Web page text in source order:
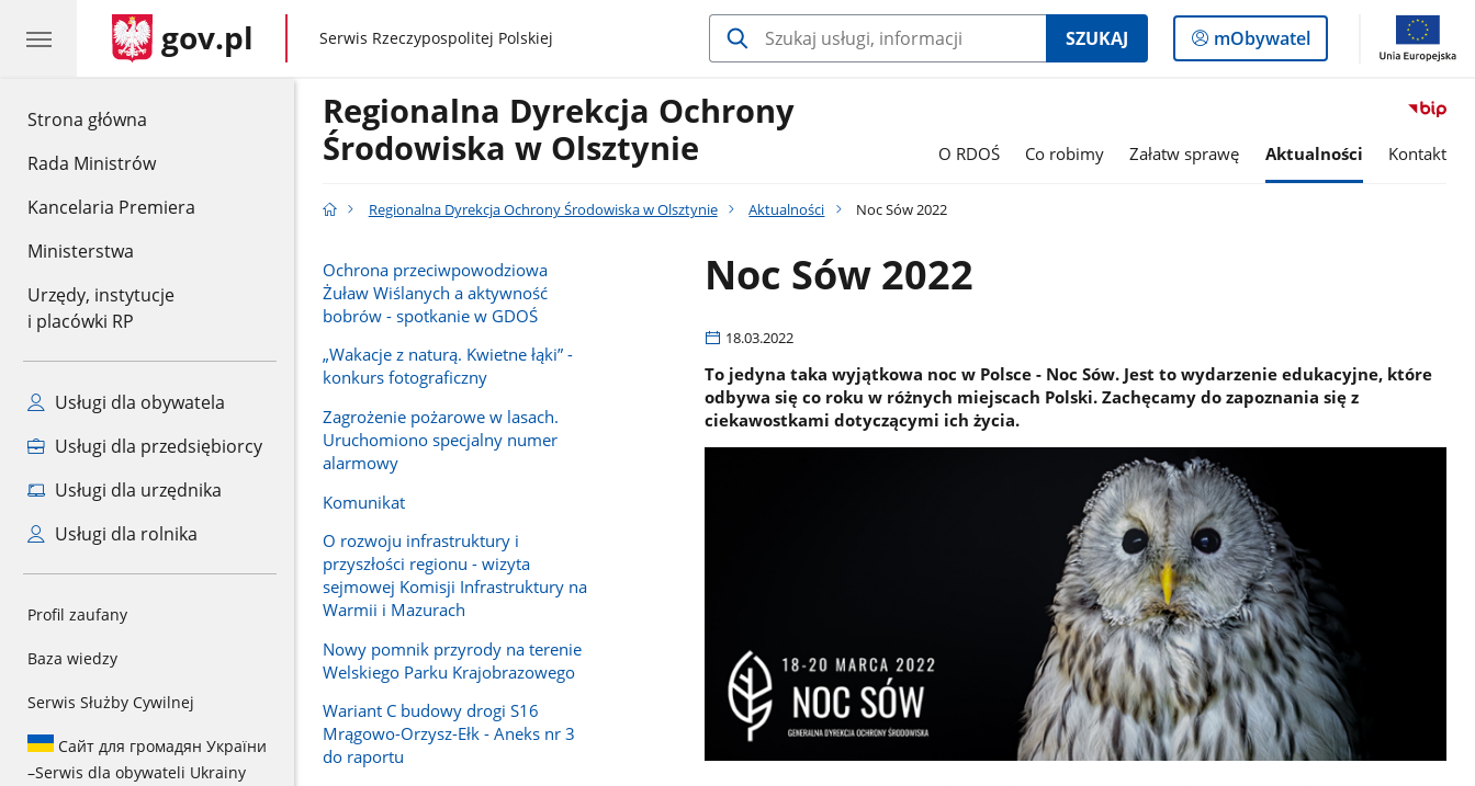
Strona główna
Rada Ministrów
Kancelaria Premiera
Ministerstwa
Urzędy, instytucje
i placówki RP
Usługi dla obywatela
Usługi dla przedsiębiorcy
Usługi dla urzędnika
Usługi dla rolnika
Profil zaufany
Baza wiedzy
Serwis Służby Cywilnej
Сайт для громадян України
–Serwis dla obywateli Ukrainy
gov.pl gov.pl
Serwis Rzeczypospolitej Polskiej SZUKAJ
Logowanie
do
mObywatel
Regionalna Dyrekcja Ochrony
Środowiska w Olsztynie
O RDOŚ Co robimy Załatw sprawę Aktualności Kontakt
Regionalna Dyrekcja Ochrony Środowiska w Olsztynie Aktualności Noc Sów 2022
Ochrona przeciwpowodziowa
Żuław Wiślanych a aktywność
bobrów - spotkanie w GDOŚ
„Wakacje z naturą. Kwietne łąki” -
konkurs fotograficzny
Zagrożenie pożarowe w lasach.
Uruchomiono specjalny numer
alarmowy
Komunikat
O rozwoju infrastruktury i
przyszłości regionu - wizyta
sejmowej Komisji Infrastruktury na
Warmii i Mazurach
Nowy pomnik przyrody na terenie
Welskiego Parku Krajobrazowego
Wariant C budowy drogi S16
Mrągowo-Orzysz-Ełk - Aneks nr 3
do raportu
Noc Sów 2022
18.03.2022
To jedyna taka wyjątkowa noc w Polsce - Noc Sów. Jest to wydarzenie edukacyjne, które
odbywa się co roku w różnych miejscach Polski. Zachęcamy do zapoznania się z
ciekawostkami dotyczącymi ich życia.